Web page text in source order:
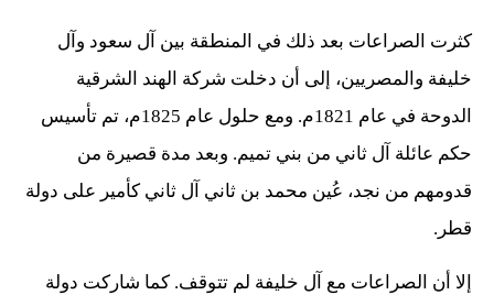
كثرت الصراعات بعد ذلك في المنطقة بين آل سعود وآل
خليفة والمصريين، إلى أن دخلت شركة الهند الشرقية
الدوحة في عام 1821م. ومع حلول عام 1825م، تم تأسيس
حكم عائلة آل ثاني من بني تميم. وبعد مدة قصيرة من
قدومهم من نجد، عُين محمد بن ثاني آل ثاني كأمير على دولة
قطر.
إلا أن الصراعات مع آل خليفة لم تتوقف. كما شاركت دولة